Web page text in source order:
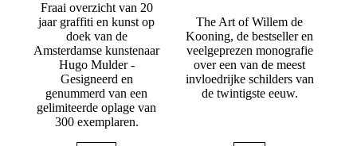
Fraai overzicht van 20
jaar graffiti en kunst op
doek van de
Amsterdamse kunstenaar
Hugo Mulder -
Gesigneerd en
genummerd van een
gelimiteerde oplage van
300 exemplaren.
The Art of Willem de
Kooning, de bestseller en
veelgeprezen monografie
over een van de meest
invloedrijke schilders van
de twintigste eeuw.